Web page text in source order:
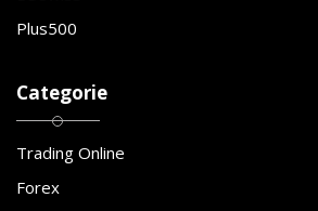
Plus500
Categorie
Trading Online
Forex